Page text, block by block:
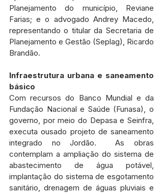
Planejamento do município, Reviane
Farias; e o advogado Andrey Macedo,
representando o titular da Secretaria de
Planejamento e Gestão (Seplag), Ricardo
Brandão.
Infraestrutura urbana e saneamento
básico
Com recursos do Banco Mundial e da
Fundação Nacional e Saúde (Funasa), o
governo, por meio do Depasa e Seinfra,
executa ousado projeto de saneamento
integrado no Jordão.  As obras
contemplam a ampliação do sistema de
abastecimento de água potável,
implantação do sistema de esgotamento
sanitário, drenagem de águas pluviais e